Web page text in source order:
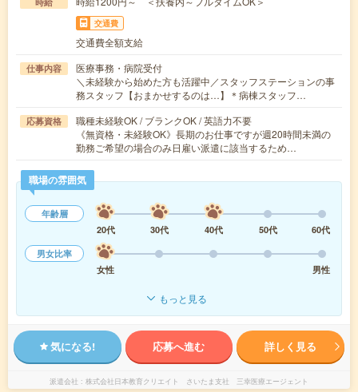
交通費
交通費全額支給
仕事内容
医療事務・病院受付
＼未経験から始めた方も活躍中／スタッフステーションの事
務スタッフ【おまかせするのは…】＊病棟スタッフ…
応募資格
職種未経験OK / ブランクOK / 英語力不要
《無資格・未経験OK》長期のお仕事ですが週20時間未満の
勤務ご希望の場合のみ日雇い派遣に該当するため…
職場の雰囲気
年齢層
20代
30代 40代 50代
60代
男女比率
女性
男性
もっと見る
気になる! 応募へ進む 詳しく見る
派遣会社 株式会社日本教育クリエイト さいたま支社 三幸医療エージェント